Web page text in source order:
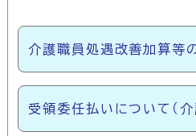
メインメニュー
介護職員処遇改善加算等
受領委任払いについて（